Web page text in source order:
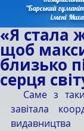
"Барський
імені
«Я стала
щоб
близько
серця
завітала